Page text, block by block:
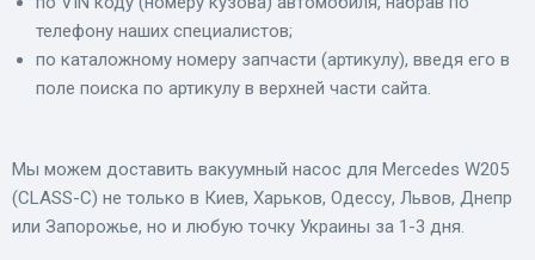
телефону наших специалистов;
по каталожному номеру запчасти (артикулу), введя его в
поле поиска по артикулу в верхней части сайта.
Мы можем доставить вакуумный насос для Mercedes W205
(CLASS-C) не только в Киев, Харьков, Одессу, Львов, Днепр
или Запорожье, но и любую точку Украины за 1-3 дня.